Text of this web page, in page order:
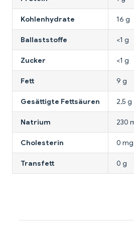
Kohlenhydrate 16 g
Ballaststoffe <1 g
Zucker <1 g
Fett 9 g
Gesättigte Fettsäuren 2,5 g
Natrium 230
Cholesterin 0 mg
Transfett 0 g